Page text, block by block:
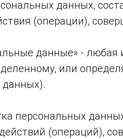
данных,
(операции),
данные» -
или
данных).
персональных
(операций),